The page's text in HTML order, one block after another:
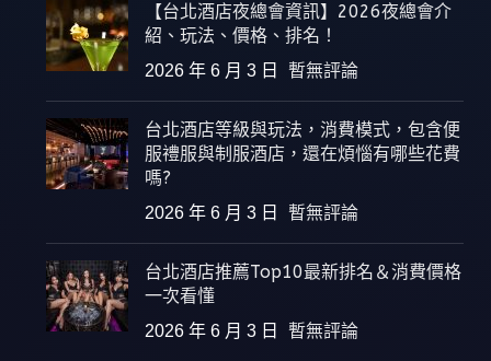
【台北酒店夜總會資訊】2026夜總會介
紹、玩法、價格、排名！
2026 年 6 月 3 日 暫無評論
台北酒店等級與玩法，消費模式，包含便
服禮服與制服酒店，還在煩惱有哪些花費
嗎?
2026 年 6 月 3 日 暫無評論
台北酒店推薦Top10最新排名＆消費價格
一次看懂
2026 年 6 月 3 日 暫無評論